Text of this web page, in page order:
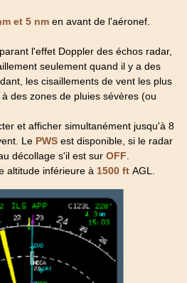
et 5 nm en avant de l'aéronef.
l'effet Doppler des échos radar,
seulement quand il y a des
les cisaillements de vent les plus
des zones de pluies sévères (ou
et afficher simultanément jusqu'à 8
Le PWS est disponible, si le radar
décollage s'il est surOFF
altitude inférieure à 1500 ftAGL.